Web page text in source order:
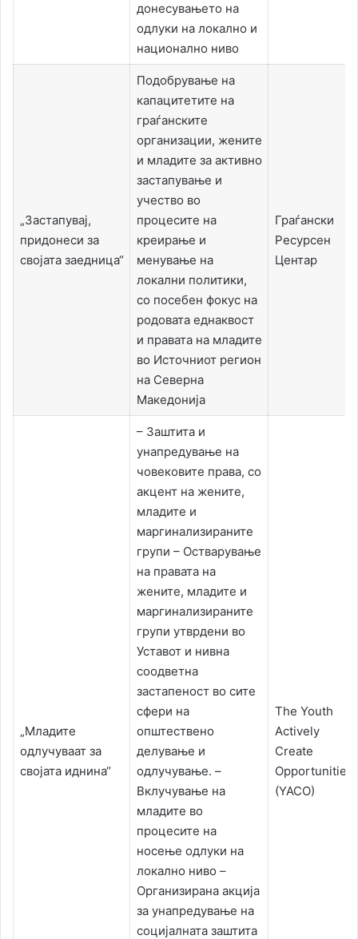
донесувањето на
одлуки на локално и
национално ниво
„Застапувај,
придонеси за
својата заедница“
Подобрување на
капацитетите на
граѓанските
организации, жените
и младите за активно
застапување и
учество во
процесите на
креирање и
менување на
локални политики,
со посебен фокус на
родовата еднаквост
и правата на младите
во Источниот регион
на Северна
Македонија
Граѓански
Ресурсен
Центар
„Младите
одлучуваат за
својата иднина“
– Заштита и
унапредување на
човековите права, со
акцент на жените,
младите и
маргинализираните
групи – Остварување
на правата на
жените, младите и
маргинализираните
групи утврдени во
Уставот и нивна
соодветна
застапеност во сите
сфери на
општествено
делување и
одлучување. –
Вклучување на
младите во
процесите на
носење одлуки на
локално ниво –
Организирана акција
за унапредување на
социјалната заштита
The Youth
Actively
Create
Opportunities
(YACO)